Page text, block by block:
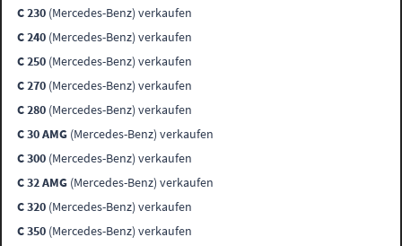
C 230 (Mercedes-Benz) verkaufen
C 240 (Mercedes-Benz) verkaufen
C 250 (Mercedes-Benz) verkaufen
C 270 (Mercedes-Benz) verkaufen
C 280 (Mercedes-Benz) verkaufen
C 30 AMG (Mercedes-Benz) verkaufen
C 300 (Mercedes-Benz) verkaufen
C 32 AMG (Mercedes-Benz) verkaufen
C 320 (Mercedes-Benz) verkaufen
C 350 (Mercedes-Benz) verkaufen